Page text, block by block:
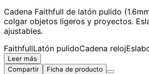
Cadena Faithfull de latón pulido
colgar objetos ligeros y proyectos.
ajustables.
FaithfullLatón pulidoCadena reloj
Leer más
Compartir
Ficha de producto